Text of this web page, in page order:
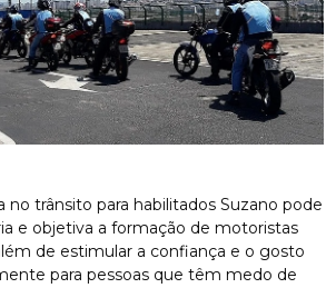
no trânsito para habilitados Suzano pode
e objetiva a formação de motoristas
de estimular a confiança e o gosto
para pessoas que têm medo de